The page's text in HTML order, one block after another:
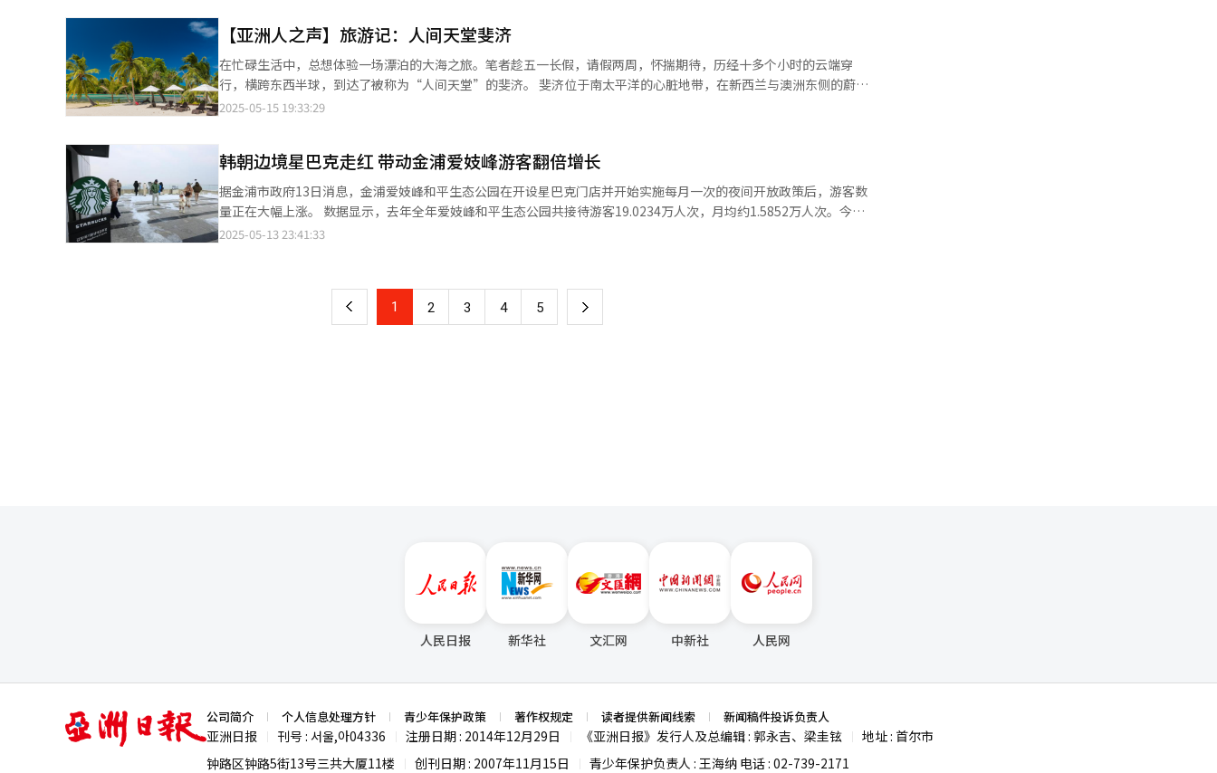
旅行社）和地图平台的联动获得更高的可见度和影响力。 韩国各地特色饮食早已实现旅游活性化，包括江陵的咖啡
街、大邱的烤肠巷、全州的拌饭体验等。近年来，首尔推出“夜间美食体验”，釜山打造“本地美食巡游”，结合美
食与夜间旅游战略，提升整体旅游吸引力。 韩国旅游发展局也正在积极推动“以食引客”的全球营销战略。今年计划
重点围绕“美食”这一外籍游客访韩第一动力，推广饮食品牌“品味韩国”（Taste your Korea）并甄选出“韩国地
道美食旅游33选”，形成系统数据库，并对内外全面推广。 此外，首尔观光财团也在通过“味道首尔”（Taste of
地，同时这里也是中国唯一一个被誉为茶文化艺术之乡的宝地。 这次的推介活动以自然山水为纽带，以朱子文化为桥
梁，旨在突出山水之间的共鸣、探寻人文的共同根源，以实现互利合作，加强两地间人民的友好感情和紧密联系。 南
平市市委书记袁超洪在致辞中表示，中国著名理学家朱熹曾在南平“琴书五十载”，授徒讲学、著述立说，他融合
儒、释、道，建构了博大精深的理学思想体系。八百多年前，朱熹曾孙朱潜东渡高丽全罗道锦城，广传朱子理学、开
枝散叶，朱子理学不仅对韩国社会文化产生深远影响，也成为促进中韩两国人文交流的纽带。 这次南平来到韩国推介
的山水之美，品味中国茶文化的独特韵味。同时，他也表达了对中韩两国未来在文旅茶领域深入合作的期待，希望通
过此次推介会，进一步推动两国在文化旅游、茶文化等方面的交流与合作，实现互利共赢，共同促进两国人民的友好
往来和文化交流。 韩国共同民主党国会议员金周暎致辞表示，这次的推介会为韩国民众提供了一个深入了解武夷山山
水之美、人文之韵和茶文化之妙的宝贵机会。希望通过此次活动，能够进一步加深韩国民众对中国文化的认识和喜
爱，促进两国之间的文化交流与合作，共同推动两国关系的不断发展。同时，他也预祝本次推介会取得圆满成功，为
力，被联合国教科文组织列入世界文化和自然双重遗产名录。 “中韩地缘相近，文缘相通，人缘相亲，两国之间的友
好源远流长，是相互成就的合作伙伴。希望未来更多的韩国朋友关注中国，了解武夷山、爱上武夷山，并在未来的日
进一步加快推动中国武夷山至韩国首尔航线通航。 武夷山市市长余洲在推介环节介绍，为了让韩国友人更好体验武夷
山，这次推介活动，武夷山将与韩国旅游机构签订旅游合作协议，成立大武夷旅游协作体，在文旅产品宣发、客源组
织与输送、合作机制与保障等方面开展深入合作。在5月14日—16日这3天，持续送出价值18万韩元的优惠组合产
品。同时，我们在武夷山也为大家量身定制了许多贴心服务，推出山地高尔夫运动，完善韩语旅游标识引导牌、介绍
长赵泰淑签订《“万名韩国人游学大武夷”合作框架协议》，武夷山市旅行社协会会长施洪军与韩国旅行社协会部长
邹积嬿签订《组团旅游合作协议》。 同时，为了推动两地未来在更多领域的合作，南平市、武夷山市还与韩方代表互
赠了代表当地文化的特色纪念品，以表达友好情谊和期待未来深入合作的愿景。这些纪念品不仅承载了两地的文化精
【亚洲人之声】旅游记：人间天堂斐济
在忙碌生活中，总想体验一场漂泊的大海之旅。笔者趁五一长假，请假两周，怀揣期待，历经十多个小时的云端穿
行，横跨东西半球，到达了被称为“人间天堂”的斐济。 斐济位于南太平洋的心脏地带，在新西兰与澳洲东侧的蔚蓝
海域中，得益于180度经线穿境而过，斐济成为地球上最先拥抱黎明的既最东亦最西的国度。 初踏斐济，咸湿的海风
循着潮汐的律动，第一缕晨光最先吻上塔韦乌尼岛的棕榈树梢，为整座岛屿镀上金色的祝福。大自然以最慷慨的姿态
播撒福祉，赐予岛民们健康与平静的生活。 斐济拥有举世闻名的海滩和海洋，珊瑚微粒在阳光下闪烁着害羞的玫瑰色
泽，仿佛踏在晚霞凝固的碎片上。当潜入海底时，被绚丽的水下世界所震撼，蓝绿相间的鹦嘴鱼穿梭在鹿角珊瑚丛
中，银色的沙丁鱼群则时而聚成旋涡，时而散作银河。这里拥有不被打扰的绝对自由，可以畅享阳光、潜水、冲浪，
抑或在甲板上一边看书，一边吹着海风。 来到斐济，才算体验了真正意义上的慢生活，任由时光在大海上流逝。无论
吸。这个被称作"天生快乐"的乐土，将热情的“Bula”精神融入每一缕海风。 斐济民风真挚热忱，跻身全球幸福之
巅。独有的土著风情、地道的KAVA土酒、震撼的走火技艺以及迷人的草裙舞，令人叹为观止。当夜幕降临，原住民
2025-05-15 19:33:29
韩朝边境星巴克走红 带动金浦爱妓峰游客翻倍增长
据金浦市政府13日消息，金浦爱妓峰和平生态公园在开设星巴克门店并开始实施每月一次的夜间开放政策后，游客数
量正在大幅上涨。 数据显示，去年全年爱妓峰和平生态公园共接待游客19.0234万人次，月均约1.5852万人次。今年
前四个月的游客数量已达12.9517万人次，月均3.2379万人次，较去年翻了一倍以上。 外籍游客数量也同时大幅增
星巴克店内无需望远镜即可一览朝鲜领土风貌，因此在社交媒体上获得“朝鲜景观星巴克”称号。公园距离朝鲜黄海
道开丰郡海岸仅1.4公里之遥。 金浦市政府表示，除了星巴克的魅力之外，自2023年10月起实施的每月一次夜间开放
活动等政策也开始显现成效，逐渐推动爱妓峰成为国际旅游胜地。 爱妓峰和平生态公园开放于2021年，前身为爱妓
2025-05-13 23:41:33
上 1 2 3 4 5 下
人民日报 新华社 文汇网 中新社 人民网
亚
洲
日
公司简介 个人信息处理方针 青少年保护政策 著作权规定 读者提供新闻线索 新闻稿件投诉负责人
亚洲日报 刊号 : 서울,아04336 注册日期 : 2014年12月29日 《亚洲日报》发行人及总编辑 : 郭永吉、梁圭铉
地址 : 首尔市
钟路区钟路5街13号三共大厦11楼
创刊日期 : 2007年11月15日 青少年保护负责人 : 王海纳 电话 : 02-739-2171